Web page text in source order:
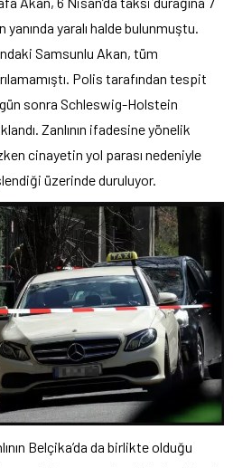
yaralı halde bulunmuştu.
Samsunlu Akan, tüm
Polis tarafından tespit
gün sonra Schleswig-Holstein
Zanlının ifadesine yönelik
cinayetin yol parası nedeniyle
üzerinde duruluyor.
Belçika’da da birlikte olduğu